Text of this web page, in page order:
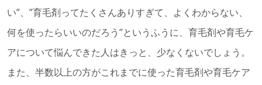
い”、”育毛剤ってたくさんありすぎて、よくわからない、
何を使ったらいいのだろう”というふうに、育毛剤や育毛ケ
アについて悩んできた人はきっと、少なくないでしょう。
また、半数以上の方がこれまでに使った育毛剤や育毛ケア